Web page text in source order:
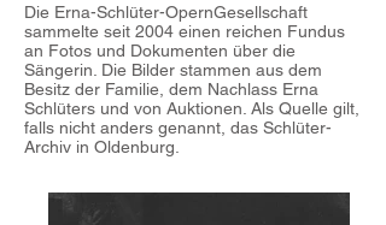
Die Erna-Schlüter-OpernGesellschaft
sammelte seit 2004 einen reichen Fundus
an Fotos und Dokumenten über die
Sängerin. Die Bilder stammen aus dem
Besitz der Familie, dem Nachlass Erna
Schlüters und von Auktionen. Als Quelle gilt,
falls nicht anders genannt, das Schlüter-
Archiv in Oldenburg.